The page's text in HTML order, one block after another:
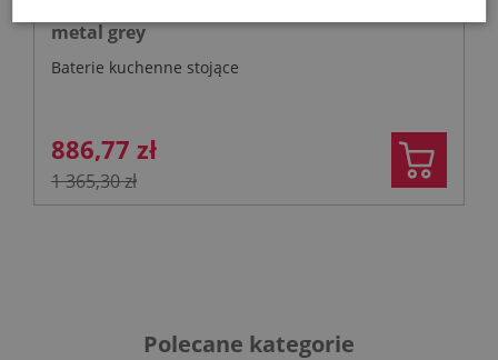
metal grey
Baterie kuchenne stojące
886,77 zł
1 365,30 zł
Polecane kategorie